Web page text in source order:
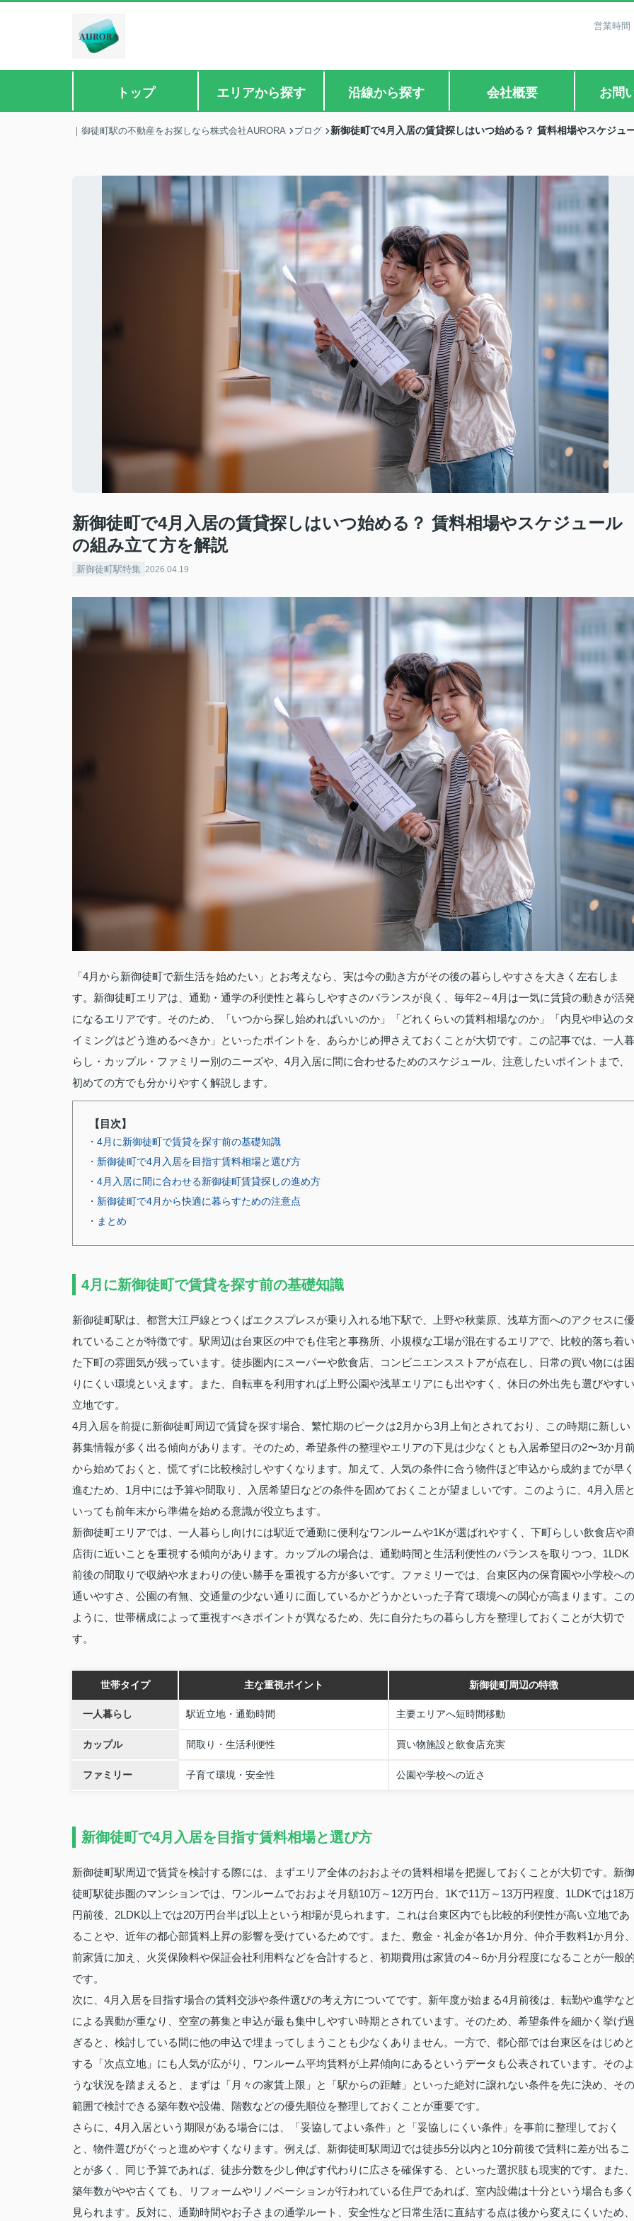
営業時
トップ エリアから探す 沿線から探す 会社概要 お問
｜御徒町駅の不動産をお探しなら株式会社AURORA ブログ 新御徒町で4月入居の賃貸探しはいつ始める？ 賃料相場やスケジュ
新御徒町で4月入居の賃貸探しはいつ始める？ 賃料相場やスケジュール
の組み立て方を解説
新御徒町駅特集 2026.04.19
「4月から新御徒町で新生活を始めたい」とお考えなら、実は今の動き方がその後の暮らしやすさを大きく左右しま
す。新御徒町エリアは、通勤・通学の利便性と暮らしやすさのバランスが良く、毎年2～4月は一気に賃貸の動きが活発
になるエリアです。そのため、「いつから探し始めればいいのか」「どれくらいの賃料相場なのか」「内見や申込のタ
イミングはどう進めるべきか」といったポイントを、あらかじめ押さえておくことが大切です。この記事では、一人暮
らし・カップル・ファミリー別のニーズや、4月入居に間に合わせるためのスケジュール、注意したいポイントまで、
初めての方でも分かりやすく解説します。
【目次】
・4月に新御徒町で賃貸を探す前の基礎知識
・新御徒町で4月入居を目指す賃料相場と選び方
・4月入居に間に合わせる新御徒町賃貸探しの進め方
・新御徒町で4月から快適に暮らすための注意点
・まとめ
4月に新御徒町で賃貸を探す前の基礎知識
新御徒町駅は、都営大江戸線とつくばエクスプレスが乗り入れる地下駅で、上野や秋葉原、浅草方面へのアクセスに優
れていることが特徴です。駅周辺は台東区の中でも住宅と事務所、小規模な工場が混在するエリアで、比較的落ち着い
た下町の雰囲気が残っています。徒歩圏内にスーパーや飲食店、コンビニエンスストアが点在し、日常の買い物には困
りにくい環境といえます。また、自転車を利用すれば上野公園や浅草エリアにも出やすく、休日の外出先も選びやすい
立地です。
4月入居を前提に新御徒町周辺で賃貸を探す場合、繁忙期のピークは2月から3月上旬とされており、この時期に新しい
募集情報が多く出る傾向があります。そのため、希望条件の整理やエリアの下見は少なくとも入居希望日の2〜3か月
から始めておくと、慌てずに比較検討しやすくなります。加えて、人気の条件に合う物件ほど申込から成約までが早く
進むため、1月中には予算や間取り、入居希望日などの条件を固めておくことが望ましいです。このように、4月入居と
いっても前年末から準備を始める意識が役立ちます。
新御徒町エリアでは、一人暮らし向けには駅近で通勤に便利なワンルームや1Kが選ばれやすく、下町らしい飲食店や
店街に近いことを重視する傾向があります。カップルの場合は、通勤時間と生活利便性のバランスを取りつつ、1LDK
前後の間取りで収納や水まわりの使い勝手を重視する方が多いです。ファミリーでは、台東区内の保育園や小学校への
通いやすさ、公園の有無、交通量の少ない通りに面しているかどうかといった子育て環境への関心が高まります。この
ように、世帯構成によって重視すべきポイントが異なるため、先に自分たちの暮らし方を整理しておくことが大切で
す。
世帯タイプ 主な重視ポイント 新御徒町周辺の特徴
一人暮らし 駅近立地・通勤時間 主要エリアへ短時間移動
カップル 間取り・生活利便性 買い物施設と飲食店充実
ファミリー 子育て環境・安全性 公園や学校への近さ
新御徒町で4月入居を目指す賃料相場と選び方
新御徒町駅周辺で賃貸を検討する際には、まずエリア全体のおおよその賃料相場を把握しておくことが大切です。新御
徒町駅徒歩圏のマンションでは、ワンルームでおおよそ月額10万～12万円台、1Kで11万～13万円程度、1LDKでは18万
円前後、2LDK以上では20万円台半ば以上という相場が見られます。これは台東区内でも比較的利便性が高い立地であ
ることや、近年の都心部賃料上昇の影響を受けているためです。また、敷金・礼金が各1か月分、仲介手数料1か月分、
前家賃に加え、火災保険料や保証会社利用料などを合計すると、初期費用は家賃の4～6か月分程度になることが一般的
です。
次に、4月入居を目指す場合の賃料交渉や条件選びの考え方についてです。新年度が始まる4月前後は、転勤や進学な
による異動が重なり、空室の募集と申込が最も集中しやすい時期とされています。そのため、希望条件を細かく挙げ過
ぎると、検討している間に他の申込で埋まってしまうことも少なくありません。一方で、都心部では台東区をはじめと
する「次点立地」にも人気が広がり、ワンルーム平均賃料が上昇傾向にあるというデータも公表されています。そのよ
うな状況を踏まえると、まずは「月々の家賃上限」と「駅からの距離」といった絶対に譲れない条件を先に決め、その
範囲で検討できる築年数や設備、階数などの優先順位を整理しておくことが重要です。
さらに、4月入居という期限がある場合には、「妥協してよい条件」と「妥協しにくい条件」を事前に整理しておく
と、物件選びがぐっと進めやすくなります。例えば、新御徒町駅周辺では徒歩5分以内と10分前後で賃料に差が出るこ
とが多く、同じ予算であれば、徒歩分数を少し伸ばす代わりに広さを確保する、といった選択肢も現実的です。また、
築年数がやや古くても、リフォームやリノベーションが行われている住戸であれば、室内設備は十分という場合も多く
見られます。反対に、通勤時間やお子さまの通学ルート、安全性など日常生活に直結する点は後から変えにくいため、